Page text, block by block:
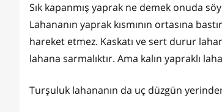
Sık kapanmış yaprak ne demek onuda
Lahananın yaprak kısmının ortasına
hareket etmez. Kaskatı ve sert durur
lahana sarmalıktır. Ama kalın yapraklı
Turşuluk lahananın da uç düzgün